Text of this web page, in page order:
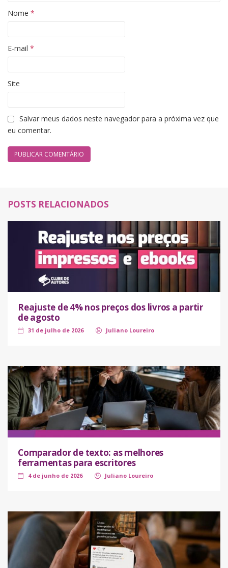
Nome *
E-mail *
Site
Salvar meus dados neste navegador para a próxima vez que
eu comentar.
POSTS RELACIONADOS
Reajuste de 4% nos preços dos livros a partir
de agosto
31 de julho de 2026 Juliano Loureiro
Comparador de texto: as melhores
ferramentas para escritores
4 de junho de 2026 Juliano Loureiro